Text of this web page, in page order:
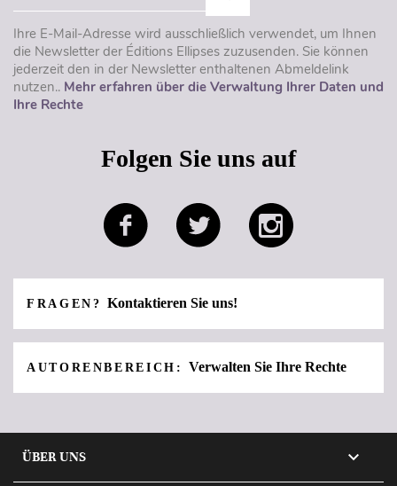
Ihre E-Mail-Adresse wird ausschließlich verwendet, um Ihnen
die Newsletter der Éditions Ellipses zuzusenden. Sie können
jederzeit den in der Newsletter enthaltenen Abmeldelink
nutzen.. Mehr erfahren über die Verwaltung Ihrer Daten und
Ihre Rechte
Folgen Sie uns auf
FRAGEN?Kontaktieren Sie uns!
AUTORENBEREICH: Verwalten Sie Ihre Rechte
ÜBER UNS 